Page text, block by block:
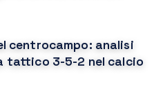
centrocampo: analisi
tattico 3-5-2 nel calcio